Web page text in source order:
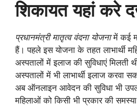
शिकायत यहां करे
प्रधानमंत्री मातृत्व वंदना योजनामें कई
हैं। पहले इस योजना के तहत लाभार्थी
अस्पतालों में इलाज की सुविधाएं मिलती
अस्पतालों में भी लाभार्थी इलाज करवा
अब ऑनलाइन आवेदन की सुविधा भी
महिलाओं को किसी भी प्रकार की